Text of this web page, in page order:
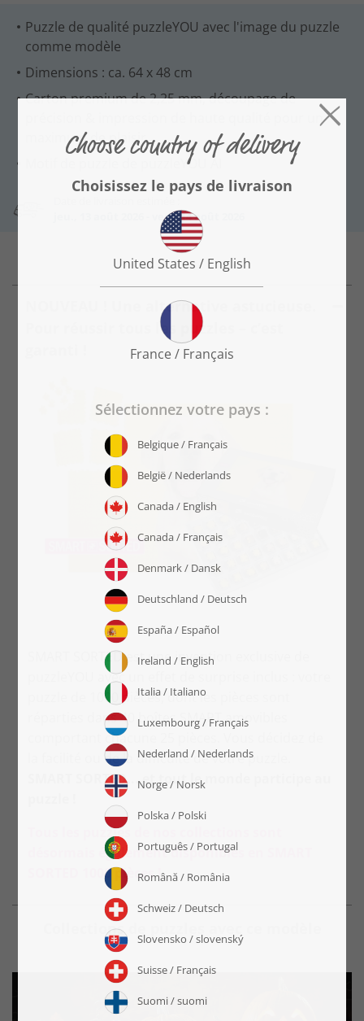
Puzzle de qualité puzzleYOU avec l'image du puzzle
comme modèle
Dimensions : ca. 64 x 48 cm
Carton premium de 2,25 mm, découpage de
précision & impression de haute qualité pour un
maximum de plaisir
Motif de puzzle de puzzleYOU AI
jeu., 13 août 2026 - ven., 14 août 2026
NOUVEAU ! Une alternative astucieuse.
Pour réussir tous les puzzles – c’est
SMART SORTED est une invention exclusive de
puzzleYOU avec un effet de surprise inclus : votre
puzzle de 1000 pièces, dont les pièces sont
réparties dans 40 boîtes SMART amovibles
comportant chacune 25 pièces. Vous décidez de
la facilité ou de la difficulté de votre puzzle.
SMART SORTED... et tout le monde participe au
Tous les puzzles de nos collections sont
désormais également disponibles en SMART
SORTED 1000 pièces !
Collections de puzzles avec ce modèle